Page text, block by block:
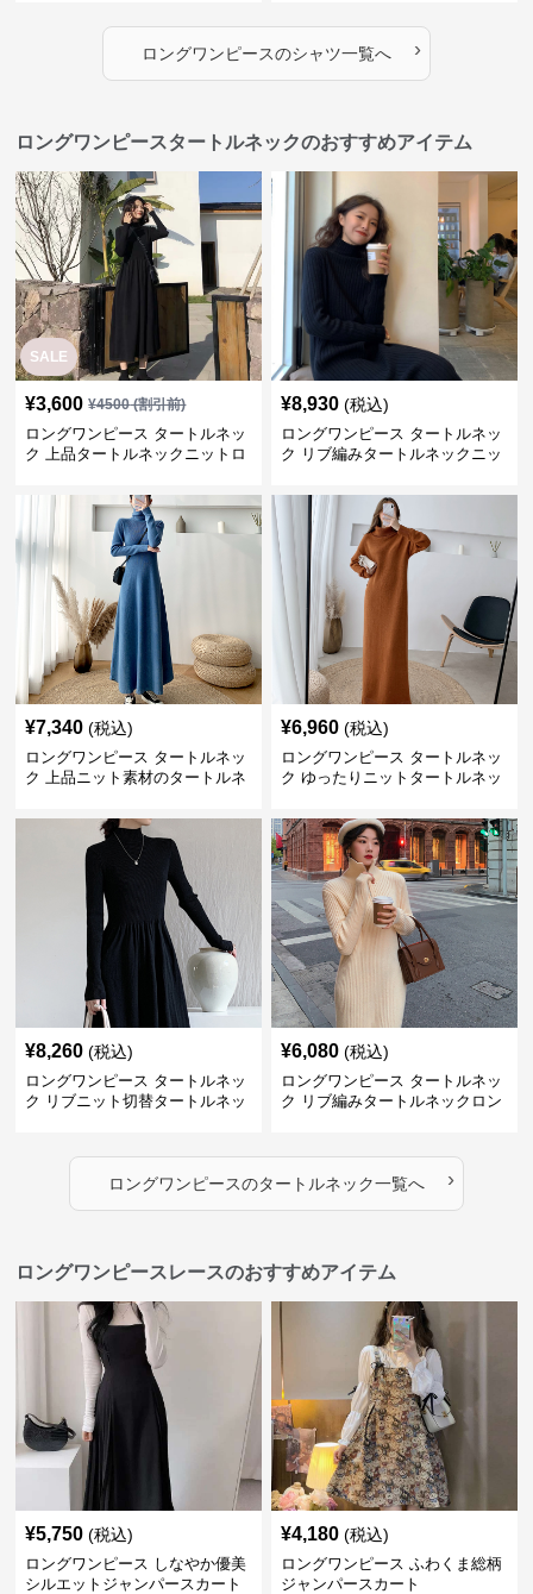
ロングワンピースのシャツ一覧へ ›
ロングワンピースタートルネックのおすすめアイテム
SALE
¥3,600 ¥4500(割引前)
ロングワンピース タートルネッ
ク 上品タートルネックニットロ
¥8,930 (税込)
ロングワンピース タートルネッ
ク リブ編みタートルネックニッ
¥7,340 (税込)
ロングワンピース タートルネッ
ク 上品ニット素材のタートルネ
¥6,960 (税込)
ロングワンピース タートルネッ
ク ゆったりニットタートルネッ
¥8,260 (税込)
ロングワンピース タートルネッ
ク リブニット切替タートルネッ
¥6,080 (税込)
ロングワンピース タートルネッ
ク リブ編みタートルネックロン
ロングワンピースのタートルネック一覧へ ›
ロングワンピースレースのおすすめアイテム
¥5,750 (税込)
ロングワンピース しなやか優美
シルエットジャンパースカート
¥4,180 (税込)
ロングワンピース ふわくま総柄
ジャンパースカート